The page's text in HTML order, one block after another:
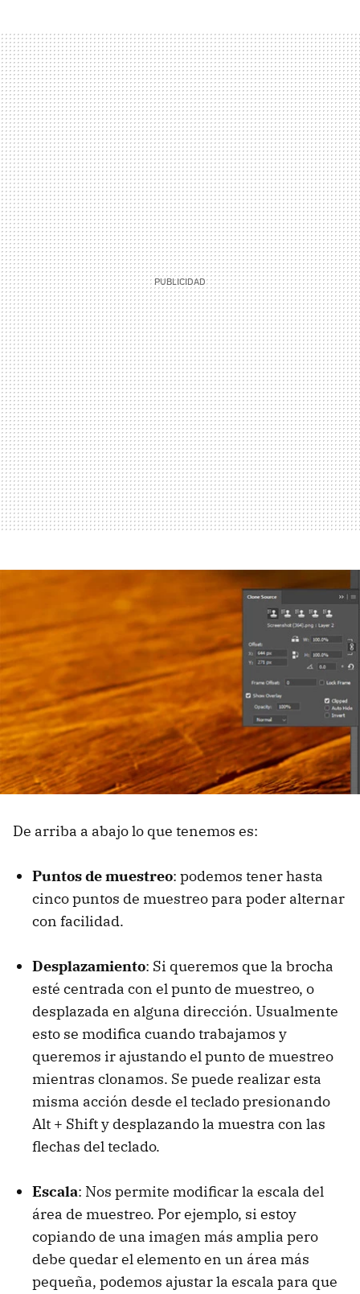
De arriba a abajo lo que tenemos es:
Puntos de muestreo: podemos tener hasta
cinco puntos de muestreo para poder alternar
con facilidad.
Desplazamiento: Si queremos que la brocha
esté centrada con el punto de muestreo, o
desplazada en alguna dirección. Usualmente
esto se modifica cuando trabajamos y
queremos ir ajustando el punto de muestreo
mientras clonamos. Se puede realizar esta
misma acción desde el teclado presionando
Alt + Shift y desplazando la muestra con las
flechas del teclado.
Escala: Nos permite modificar la escala del
área de muestreo. Por ejemplo, si estoy
copiando de una imagen más amplia pero
debe quedar el elemento en un área más
pequeña, podemos ajustar la escala para que